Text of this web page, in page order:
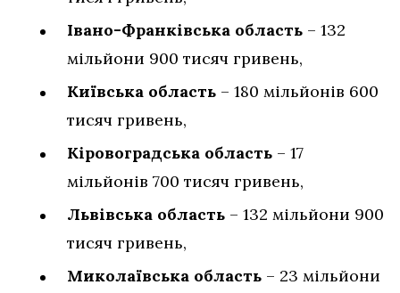
Івано-Франківська область – 132
мільйони 900 тисяч гривень,
Київська область – 180 мільйонів 600
тисяч гривень,
Кіровоградська область – 17
мільйонів 700 тисяч гривень,
Львівська область – 132 мільйони 900
тисяч гривень,
Миколаївська область – 23 мільйони